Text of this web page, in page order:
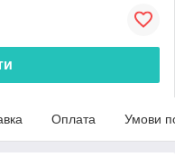
Оплата Умови